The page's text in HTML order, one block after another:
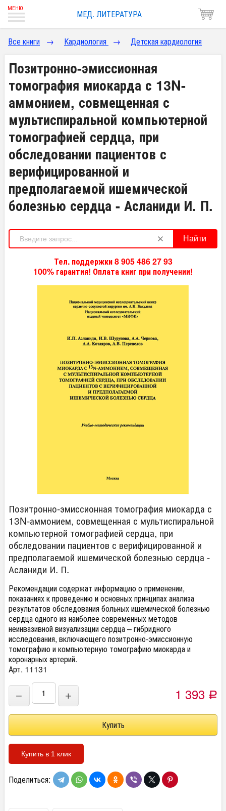
МЕД. ЛИТЕРАТУРА
Все книги → Кардиология → Детская кардиология
Позитронно-эмиссионная
томография миокарда с 13N-
аммонием, совмещенная с
мультиспиральной компьютерной
томографией сердца, при
обследовании пациентов с
верифицированной и
предполагаемой ишемической
болезнью сердца - Асланиди И. П.
Найти
Тел. поддержки 8 905 486 27 93
100% гарантия! Оплата книг при получении!
Позитронно-эмиссионная томография миокарда с
13N-аммонием, совмещенная с мультиспиральной
компьютерной томографией сердца, при
обследовании пациентов с верифицированной и
предполагаемой ишемической болезнью сердца -
Асланиди И. П.
Рекомендации содержат информацию о применении,
показаниях к проведению и основных принципах анализа
результатов обследования больных ишемической болезнью
сердца одного из наиболее современных методов
неинвазивной визуализации сердца – гибридного
исследования, включающего позитронно-эмиссионную
томографию и компьютерную томографию миокарда и
коронарных артерий.
Арт. 11131
− + 1 393 Р
Купить в 1 клик
Поделиться: